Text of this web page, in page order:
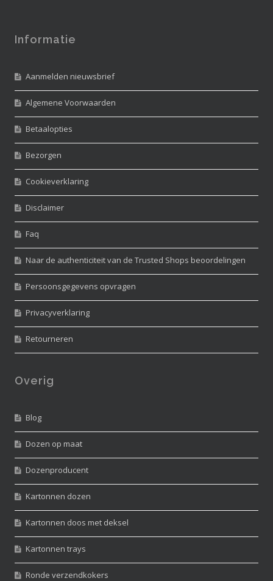
Informatie
Aanmelden nieuwsbrief
Algemene Voorwaarden
Betaalopties
Bezorgen
Cookieverklaring
Disclaimer
Faq
Naar de authenticiteit van de Trusted Shops beoordelingen
Persoonsgegevens opvragen
Privacyverklaring
Retourneren
Overig
Blog
Dozen op maat
Dozenproducent
Kartonnen dozen
Kartonnen doos met deksel
Kartonnen trays
Ronde verzendkokers